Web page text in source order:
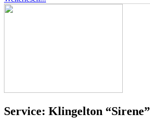
Service: Klingelton “Sirene”